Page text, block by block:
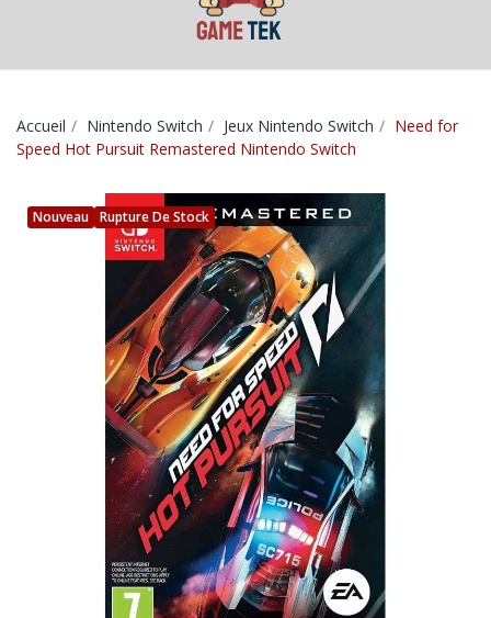
Accueil Nintendo Switch Jeux Nintendo Switch
Need for
Speed Hot Pursuit Remastered Nintendo Switch
Nouveau Rupture De Stock